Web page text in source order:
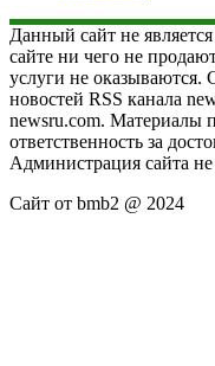
Данный сайт не
сайте ни чего не
услуги не оказываются.
новостей RSS канала
newsru.com. Материалы
ответственность за
Администрация сайта не
Сайт от bmb2 @ 2024